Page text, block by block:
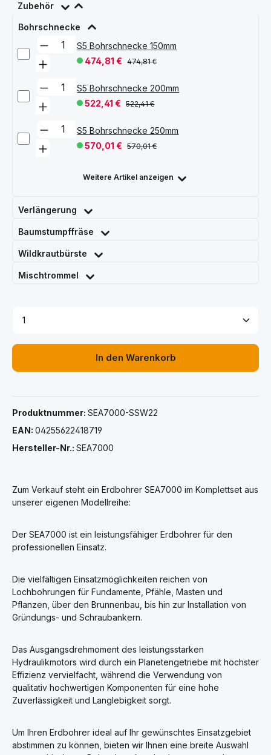
Zubehör
Bohrschnecke
S5 Bohrschnecke 150mm
474,81 €
474,81 €
S5 Bohrschnecke 200mm
522,41 €
522,41 €
S5 Bohrschnecke 250mm
570,01 €
570,01 €
Weitere Artikel anzeigen
Verlängerung
Baumstumpffräse
Wildkrautbürste
Mischtrommel
Produkt Anzahl: Gib den gewünschten Wert ein
In den Warenkorb
Produktnummer: SEA7000-SSW22
EAN: 04255622418719
Hersteller-Nr.: SEA7000
Zum Verkauf steht ein Erdbohrer SEA7000 im Komplettset aus
unserer eigenen Modellreihe:
Der SEA7000 ist ein leistungsfähiger Erdbohrer für den
professionellen Einsatz.
Die vielfältigen Einsatzmöglichkeiten reichen von
Lochbohrungen für Fundamente, Pfähle, Masten und
Pflanzen, über den Brunnenbau, bis hin zur Installation von
Gründungs- und Schraubankern.
Das Ausgangsdrehmoment des leistungsstarken
Hydraulikmotors wird durch ein Planetengetriebe mit höchster
Effizienz vervielfacht, während die Verwendung von
qualitativ hochwertigen Komponenten für eine hohe
Zuverlässigkeit und Langlebigkeit sorgt.
Um Ihren Erdbohrer ideal auf Ihr gewünschtes Einsatzgebiet
abstimmen zu können, bieten wir Ihnen eine breite Auswahl